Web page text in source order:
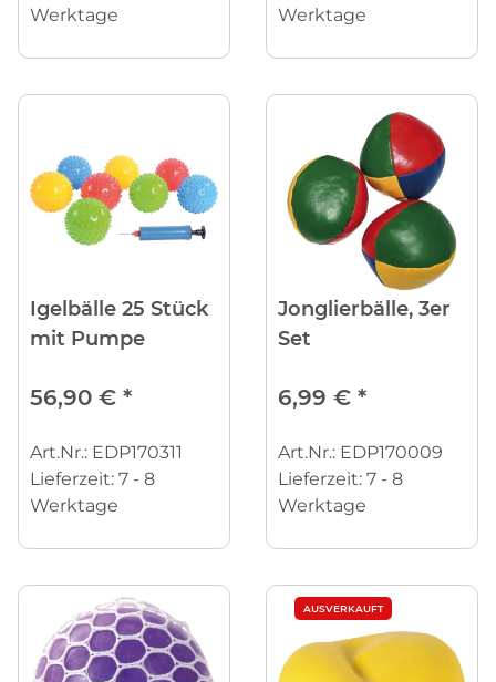
Werktage Werktage
Igelbälle 25 Stück
mit Pumpe
56,90 € *
Art.Nr.: EDP170311
Lieferzeit: 7 - 8
Werktage
Jonglierbälle, 3er
Set
6,99 € *
Art.Nr.: EDP170009
Lieferzeit: 7 - 8
Werktage
AUSVERKAUFT